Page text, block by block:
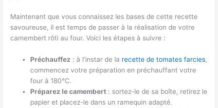
Maintenant que vous connaissez les bases de cette recette
savoureuse, il est temps de passer à la réalisation de votre
camembert rôti au four. Voici les étapes à suivre :
Préchauffez : à l’instar de la recette de tomates farcies,
commencez votre préparation en préchauffant votre
four à 180°C.
Préparez le camembert : sortez-le de sa boîte, retirez le
papier et placez-le dans un ramequin adapté.